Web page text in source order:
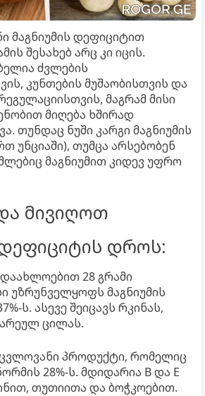
მაგნიუმის დეფიციტით
შესახებ არც კი იცის.
ძვლების
კუნთების მუშაობისთვის და
მაგრამ მისი
მიღება ხშირად
თუნდაც ნუში კარგი მაგნიუმის
უნციაში), თუმცა არსებობენ
მაგნიუმით კიდევ უფრო
მივიღოთ
დროს:
28 გრამი
მაგნიუმის
ს. ასევე შეიცავს რკინას,
ცილას.
პროდუქტი, რომელიც
28%-ს. მდიდარია B და E
თუთიითა და ბოჭკოებით.